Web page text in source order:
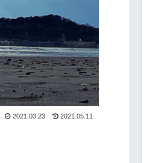
2021.03.23 2021.05.11